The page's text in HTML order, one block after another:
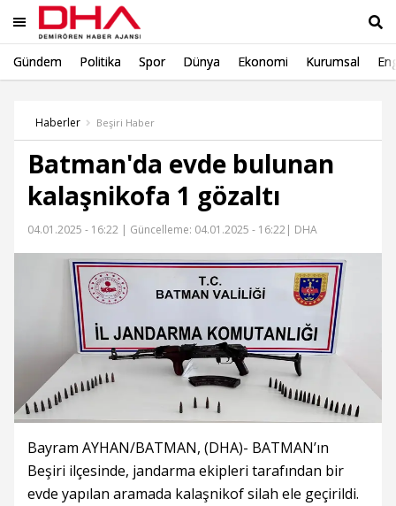
Gündem Politika Spor Dünya Ekonomi Kurumsal
Haberler Beşiri Haber
Batman'da evde bulunan
kalaşnikofa 1 gözaltı
04.01.2025 - 16:22 | Güncelleme: 04.01.2025 - 16:22| DHA
Bayram AYHAN/BATMAN, (DHA)- BATMAN’ın
Beşiri ilçesinde, jandarma ekipleri tarafından bir
evde yapılan aramada kalaşnikof silah ele geçirildi.